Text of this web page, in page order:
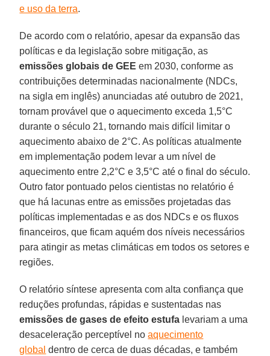
e uso da terra.
De acordo com o relatório, apesar da expansão das
políticas e da legislação sobre mitigação, as
emissões globais de GEE em 2030, conforme as
contribuições determinadas nacionalmente (NDCs,
na sigla em inglês) anunciadas até outubro de 2021,
tornam provável que o aquecimento exceda 1,5°C
durante o século 21, tornando mais difícil limitar o
aquecimento abaixo de 2°C. As políticas atualmente
em implementação podem levar a um nível de
aquecimento entre 2,2°C e 3,5°C até o final do século.
Outro fator pontuado pelos cientistas no relatório é
que há lacunas entre as emissões projetadas das
políticas implementadas e as dos NDCs e os fluxos
financeiros, que ficam aquém dos níveis necessários
para atingir as metas climáticas em todos os setores e
regiões.
O relatório síntese apresenta com alta confiança que
reduções profundas, rápidas e sustentadas nas
emissões de gases de efeito estufa levariam a uma
desaceleração perceptível noaquecimento
global dentro de cerca de duas décadas, e também